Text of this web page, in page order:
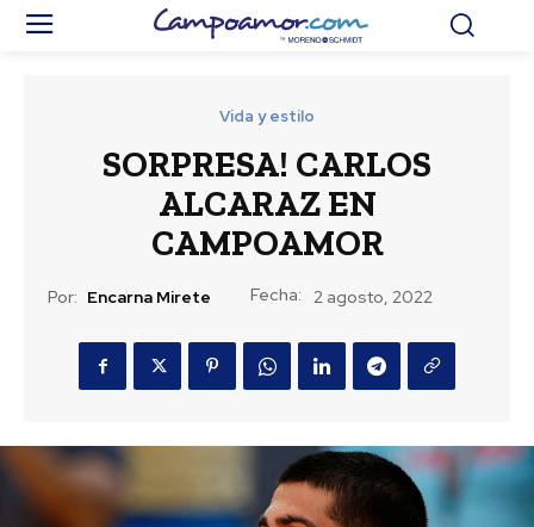
Vida y estilo
SORPRESA! CARLOS
ALCARAZ EN
CAMPOAMOR
Por: Encarna Mirete Fecha: 2 agosto, 2022